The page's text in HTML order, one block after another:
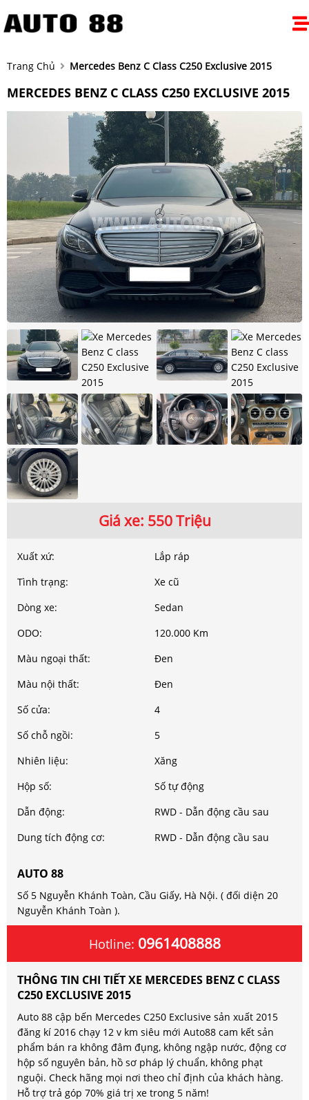
Trang Chủ Mercedes Benz C Class C250 Exclusive 2015
MERCEDES BENZ C CLASS C250 EXCLUSIVE 2015
Giá xe: 550 Triệu
Xuất xứ:
Lắp ráp
Tình trạng:
Xe cũ
Dòng xe:
Sedan
ODO:
120.000 Km
Màu ngoại thất:
Đen
Màu nội thất:
Đen
Số cửa:
4
Số chỗ ngồi:
5
Nhiên liệu:
Xăng
Hộp số:
Số tự động
Dẫn động:
RWD - Dẫn động cầu sau
Dung tích động cơ:
RWD - Dẫn động cầu sau
AUTO 88
Số 5 Nguyễn Khánh Toàn, Cầu Giấy, Hà Nội. ( đối diện 20
Nguyễn Khánh Toàn ).
Hotline: 0961408888
THÔNG TIN CHI TIẾT XE MERCEDES BENZ C CLASS
C250 EXCLUSIVE 2015
Auto 88 cập bến Mercedes C250 Exclusive sản xuất 2015
đăng kí 2016 chạy 12 v km siêu mới Auto88 cam kết sản
phẩm bán ra không đâm đụng, không ngập nước, động cơ
hộp số nguyên bản, hồ sơ pháp lý chuẩn, không phạt
nguội. Check hãng mọi nơi theo chỉ định của khách hàng.
Hỗ trợ trả góp 70% giá trị xe trong 5 năm!